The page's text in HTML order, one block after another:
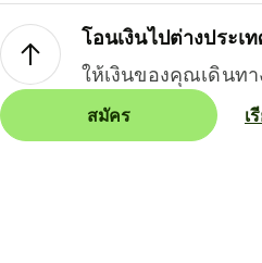
โอนเงินไปต่างประ
ให้เงินของคุณเดินทา
สมัคร เ